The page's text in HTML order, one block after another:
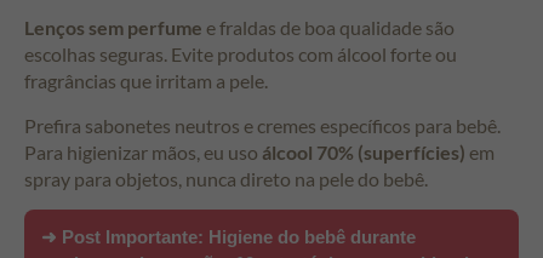
Lenços sem perfume e fraldas de boa qualidade são
escolhas seguras. Evite produtos com álcool forte ou
fragrâncias que irritam a pele.
Prefira sabonetes neutros e cremes específicos para bebê.
Para higienizar mãos, eu uso álcool 70% (superfícies) em
spray para objetos, nunca direto na pele do bebê.
➜ Post Importante: Higiene do bebê durante